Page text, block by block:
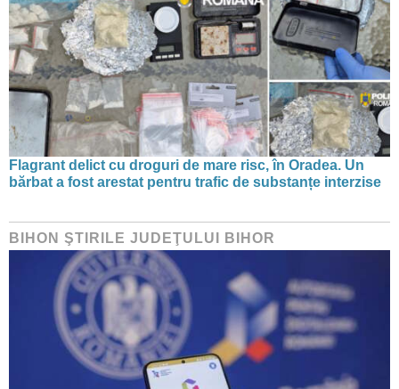
Flagrant delict cu droguri de mare risc, în Oradea. Un
bărbat a fost arestat pentru trafic de substanțe interzise
BIHON ŞTIRILE JUDEŢULUI BIHOR